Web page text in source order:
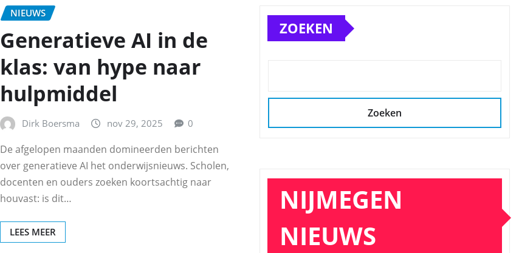
NIEUWS
Generatieve AI in de
klas: van hype naar
hulpmiddel
Dirk Boersma nov 29, 2025 0
De afgelopen maanden domineerden berichten
over generatieve AI het onderwijsnieuws. Scholen,
docenten en ouders zoeken koortsachtig naar
houvast: is dit…
LEES MEER
ZOEKEN
Zoeken
NIJMEGEN
NIEUWS